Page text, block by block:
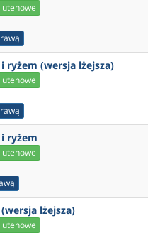
ryżem (wersja lżejsza)
ryżem
lżejsza)